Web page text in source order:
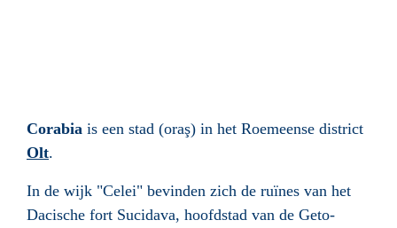
Corabia is een stad (oraş) in het Roemeense district
Olt.
In de wijk "Celei" bevinden zich de ruïnes van het
Dacische fort Sucidava, hoofdstad van de Geto-